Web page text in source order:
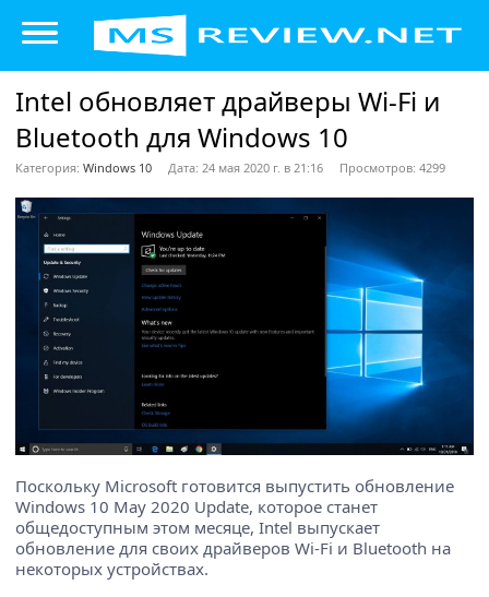
Intel обновляет драйверы Wi-Fi и
Bluetooth для Windows 10
Категория: Windows 10 Дата: 24 мая 2020 г. в 21:16 Просмотров: 4299
Поскольку Microsoft готовится выпустить обновление
Windows 10 May 2020 Update, которое станет
общедоступным этом месяце, Intel выпускает
обновление для своих драйверов Wi-Fi и Bluetooth на
некоторых устройствах.